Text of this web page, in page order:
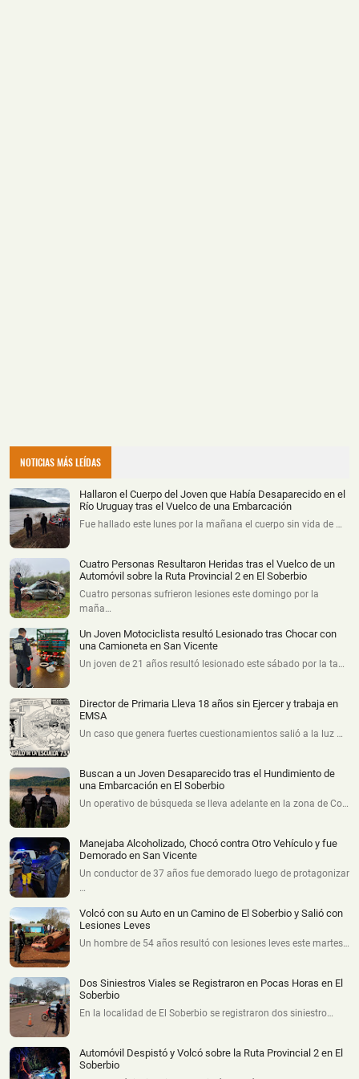
NOTICIAS MÁS LEÍDAS
Hallaron el Cuerpo del Joven que Había Desaparecido en el
Río Uruguay tras el Vuelco de una Embarcación
Fue hallado este lunes por la mañana el cuerpo sin vida de …
Cuatro Personas Resultaron Heridas tras el Vuelco de un
Automóvil sobre la Ruta Provincial 2 en El Soberbio
Cuatro personas sufrieron lesiones este domingo por la
maña…
Un Joven Motociclista resultó Lesionado tras Chocar con
una Camioneta en San Vicente
Un joven de 21 años resultó lesionado este sábado por la ta…
Director de Primaria Lleva 18 años sin Ejercer y trabaja en
EMSA
Un caso que genera fuertes cuestionamientos salió a la luz …
Buscan a un Joven Desaparecido tras el Hundimiento de
una Embarcación en El Soberbio
Un operativo de búsqueda se lleva adelante en la zona de Co…
Manejaba Alcoholizado, Chocó contra Otro Vehículo y fue
Demorado en San Vicente
Un conductor de 37 años fue demorado luego de protagonizar
…
Volcó con su Auto en un Camino de El Soberbio y Salió con
Lesiones Leves
Un hombre de 54 años resultó con lesiones leves este martes…
Dos Siniestros Viales se Registraron en Pocas Horas en El
Soberbio
En la localidad de El Soberbio se registraron dos siniestro…
Automóvil Despistó y Volcó sobre la Ruta Provincial 2 en El
Soberbio